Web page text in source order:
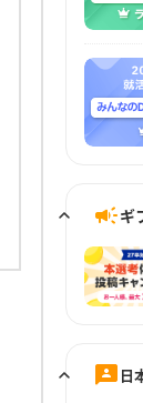
ギ
日